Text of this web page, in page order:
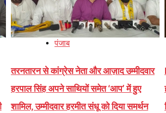
पंजाब
तरनतारन से कांग्रेस नेता और आज़ाद उम्मीदवार
हरपाल सिंह अपने साथियों समेत ‘आप’ में हुए
शामिल, उम्मीदवार हरमीत संधू को दिया समर्थन